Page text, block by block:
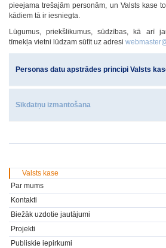
pieejama trešajām personām, un Valsts kase
kādiem tā ir iesniegta.
Lūgumus, priekšlikumus, sūdzības, kā arī
tīmekļa vietni lūdzam sūtīt uz adresi
Personas datu apstrādes principi Valsts
Sīkdatņu izmantošana
Valsts kase
Par mums
Kontakti
Biežāk uzdotie jautājumi
Projekti
Publiskie iepirkumi